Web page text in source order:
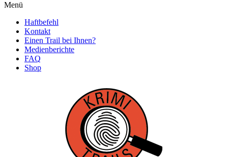
Menü
Haftbefehl
Kontakt
Einen Trail bei Ihnen?
Medienberichte
FAQ
Shop